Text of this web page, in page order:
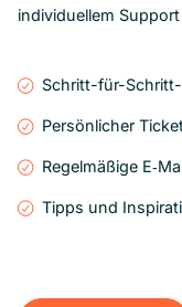
individuellem
Schritt-für-
Persönlicher
Regelmäßige
Tipps und